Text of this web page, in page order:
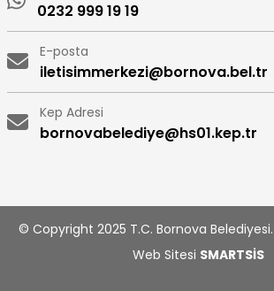
0232 999 19 19
E-posta
iletisimmerkezi@bornova.bel.tr
Kep Adresi
bornovabelediye@hs01.kep.tr
© Copyright 2025 T.C. Bornova Belediyesi.
Web Sitesi SMARTSİS